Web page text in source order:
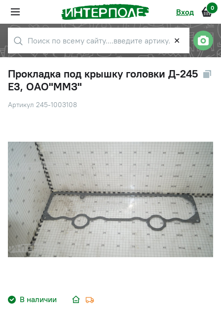
Вход 0
✕
Прокладка под крышку головки Д-245
Е3, ОАО"ММЗ"
Артикул 245-1003108
В наличии